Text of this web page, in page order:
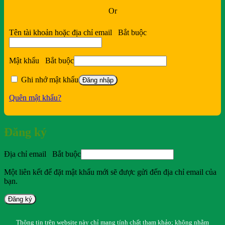
Or
Tên tài khoản hoặc địa chỉ email Bắt buộc
Mật khẩu Bắt buộc
Ghi nhớ mật khẩu Đăng nhập
Quên mật khẩu?
Đăng ký
Địa chỉ email Bắt buộc
Một liên kết để đặt mật khẩu mới sẽ được gửi đến địa chỉ email của
bạn.
Đăng ký
Thông tin trên website này chỉ mang tính chất tham khảo; không nhằm